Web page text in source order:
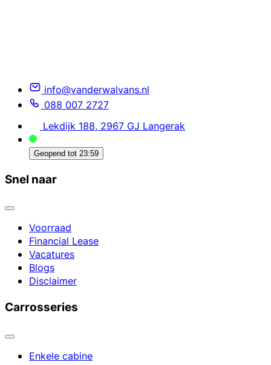
info@vanderwalvans.nl
088 007 2727
Lekdijk 188, 2967 GJ Langerak
Geopend tot 23:59
Snel naar
Voorraad
Financial Lease
Vacatures
Blogs
Disclaimer
Carrosseries
Enkele cabine